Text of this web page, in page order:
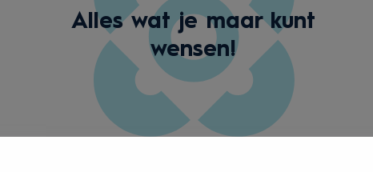
Alles wat je maar kunt
wensen!